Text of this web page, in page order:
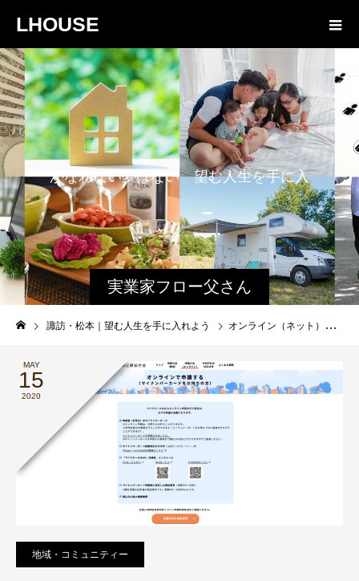
LHOUSE
実業家フロー父さん
と娘のファミログ
かなわない夢はない 望む人生を手に入れよう
諏訪・松本｜望む人生を手に入れよう オンライン（ネット）申請の注意点｜１０万円特別定額給付金
MAY
15
2020
地域・コミュニティー